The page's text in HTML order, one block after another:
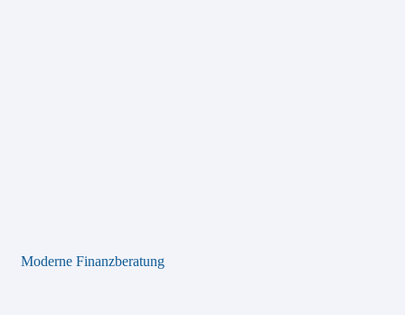
Moderne Finanzberatung